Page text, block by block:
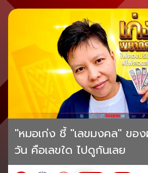
"หมอเก่ง ชี้ "เลขมงคล" ของ
วัน คือเลขใด ไปดูกันเลย